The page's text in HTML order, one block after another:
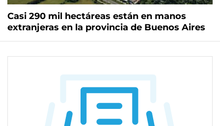
Casi 290 mil hectáreas están en manos
extranjeras en la provincia de Buenos Aires